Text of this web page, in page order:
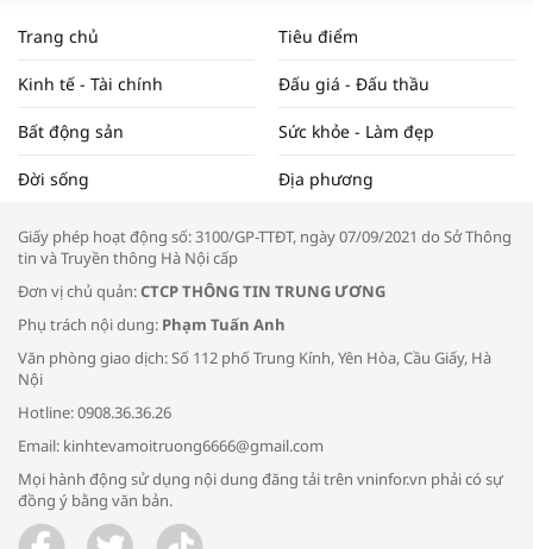
ĐẬP THỊ TRƯỜNG #62
Tọa đàm “Xúc tiến thương mại: Khơi
Bác sĩ tư vấn cách phòng tránh bệnh
đường hô hấp trong thời tiết giao mùa
Trao yêu thương cho em
Trang chủ Tiêu điểm
Kinh tế - Tài chính Đấu giá - Đấu thầu
Bất động sản Sức khỏe - Làm đẹp
Đời sống Địa phương
Giấy phép hoạt động số: 3100/GP-TTĐT, ngày 07/09/2021 do Sở Thông
tin và Truyền thông Hà Nội cấp
Đơn vị chủ quản:CTCP THÔNG TIN TRUNG ƯƠNG
Phụ trách nội dung: Phạm Tuấn Anh
Văn phòng giao dịch: Số 112 phố Trung Kính, Yên Hòa, Cầu Giấy, Hà
Nội
Hotline: 0908.36.36.26
Email: kinhtevamoitruong6666@gmail.com
Mọi hành động sử dụng nội dung đăng tải trên vninfor.vn phải có sự
đồng ý bằng văn bản.